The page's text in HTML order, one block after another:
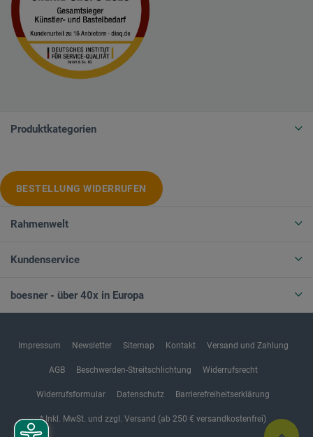
Produktkategorien
BESTELLUNG WIDERRUFEN
Rahmenwelt
Kundenservice
boesner - über 40x in Europa
Impressum Newsletter Sitemap Kontakt Versand und Zahlung
AGB Beschwerden-Streitschlichtung Widerrufsrecht
Widerrufsformular Datenschutz Barrierefreiheitserklärung
* Inkl. MwSt. und zzgl. Versand (ab 250 € versandkostenfrei)